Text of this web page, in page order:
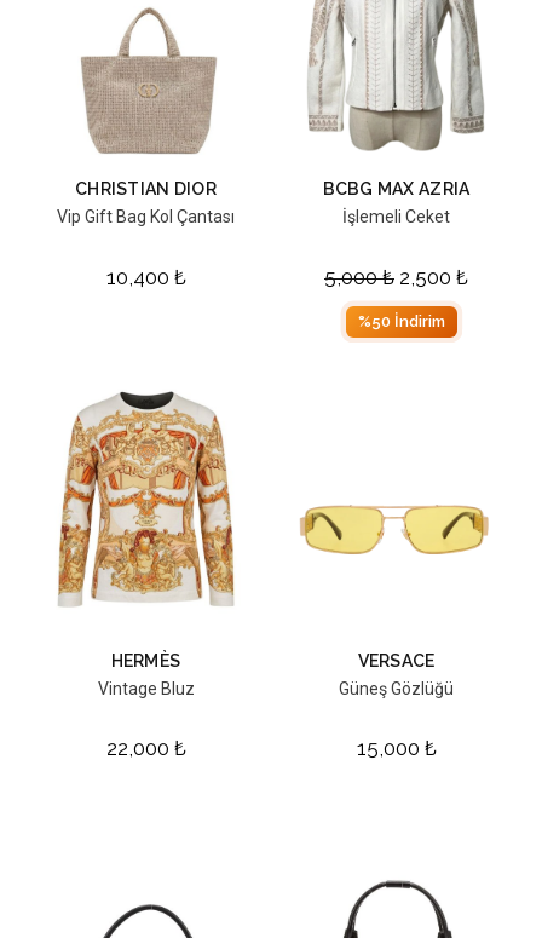
CHRISTIAN DIOR
Vip Gift Bag Kol Çantası
10,400 ₺
BCBG MAX AZRIA
İşlemeli Ceket
5,000₺ 2,500 ₺
%50 İndirim
HERMÈS
Vintage Bluz
22,000 ₺
VERSACE
Güneş Gözlüğü
15,000 ₺